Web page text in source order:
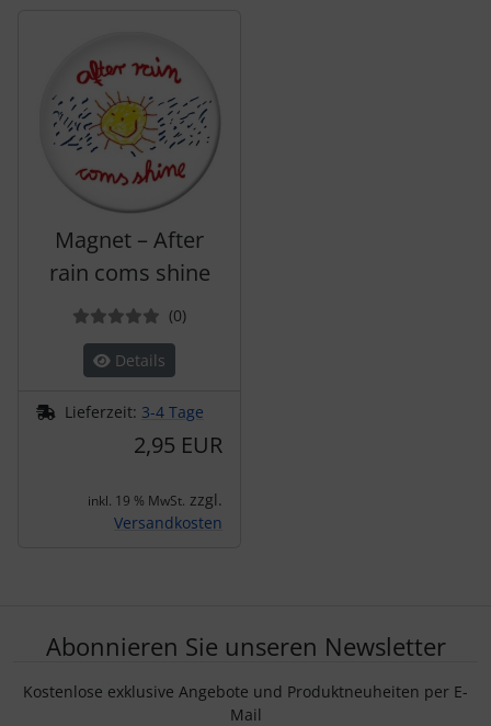
Magnet – After
rain coms shine
(0Bewertungen
)
Details
Lieferzeit: 3-4 Tage
2,95 EUR
inkl. 19 % MwSt. zzgl.
Versandkosten
Abonnieren Sie unseren Newsletter
Kostenlose exklusive Angebote und Produktneuheiten per E-
Mail